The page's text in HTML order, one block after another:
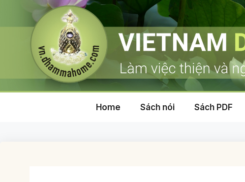
Home Sách nói Sách PDF